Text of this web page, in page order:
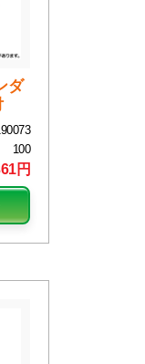
ダ
100
円